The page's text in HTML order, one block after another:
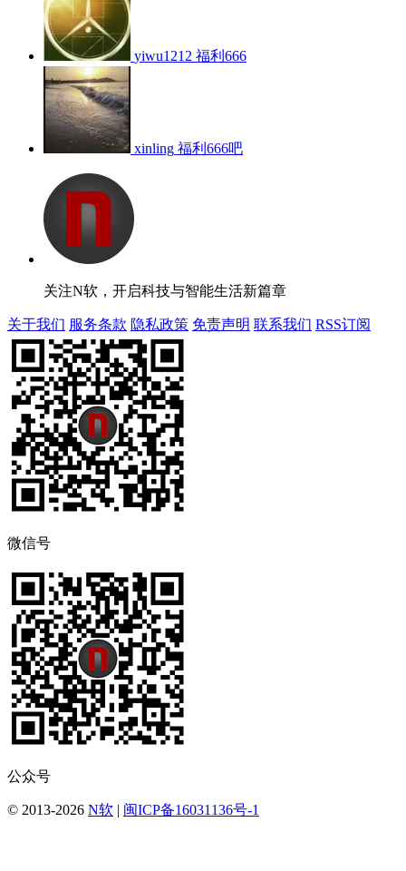
yiwu1212 福利666
xinling 福利666吧
关注N软，开启科技与智能生活新篇章
关于我们 服务条款 隐私政策 免责声明 联系我们 RSS订阅
微信号
公众号
© 2013-2026 N软 | 闽ICP备16031136号-1